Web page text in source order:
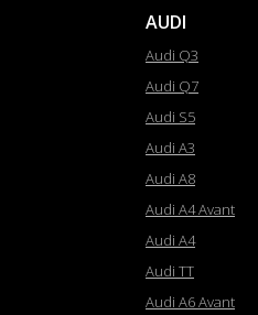
AUDI
Audi Q3
Audi Q7
Audi S5
Audi A3
Audi A8
Audi A4 Avant
Audi A4
Audi TT
Audi A6 Avant